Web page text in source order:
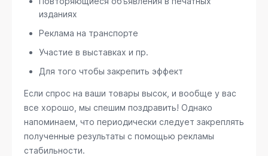
изданиях
Реклама на транспорте
Участие в выставках и пр.
Для того чтобы закрепить эффект
Если спрос на ваши товары высок, и вообще у вас
все хорошо, мы спешим поздравить! Однако
напоминаем, что периодически следует закреплять
полученные результаты с помощью рекламы
стабильности.